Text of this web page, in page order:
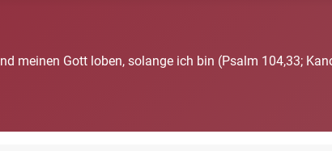
meinen Gott loben, solange ich bin (Psalm 104,33;